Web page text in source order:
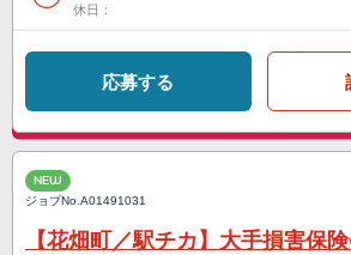
休日：
応募する
NEW
ジョブNo.A01491031
【花畑町／駅チカ】大手損害保